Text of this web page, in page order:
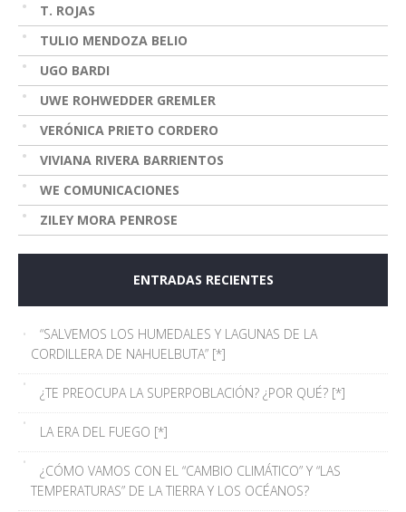
T. ROJAS
TULIO MENDOZA BELIO
UGO BARDI
UWE ROHWEDDER GREMLER
VERÓNICA PRIETO CORDERO
VIVIANA RIVERA BARRIENTOS
WE COMUNICACIONES
ZILEY MORA PENROSE
ENTRADAS RECIENTES
“SALVEMOS LOS HUMEDALES Y LAGUNAS DE LA
CORDILLERA DE NAHUELBUTA” [*]
¿TE PREOCUPA LA SUPERPOBLACIÓN? ¿POR QUÉ? [*]
LA ERA DEL FUEGO [*]
¿CÓMO VAMOS CON EL “CAMBIO CLIMÁTICO” Y “LAS
TEMPERATURAS” DE LA TIERRA Y LOS OCÉANOS?